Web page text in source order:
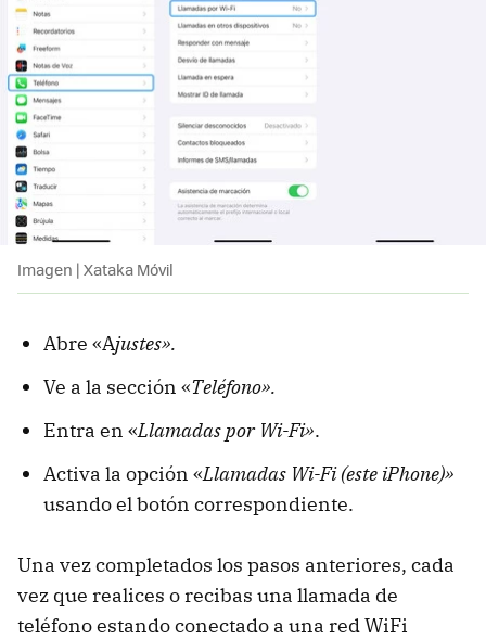
Imagen | Xataka Móvil
Abre «Ajustes».
Ve a la sección «Teléfono».
Entra en «Llamadas por Wi-Fi».
Activa la opción «Llamadas Wi-Fi (este iPhone)»
usando el botón correspondiente.
Una vez completados los pasos anteriores, cada
vez que realices o recibas una llamada de
teléfono estando conectado a una red WiFi